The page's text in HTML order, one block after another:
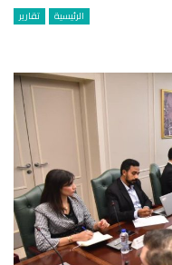
الرئيسية تقارير